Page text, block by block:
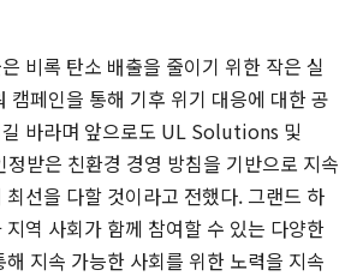
비록 탄소 배출을 줄이기 위한 작은 실
캠페인을 통해 기후 위기 대응에 대한 공
바라며 앞으로도 UL Solutions 및
받은 친환경 경영 방침을 기반으로 지속
선을 다할 것이라고 전했다. 그랜드 하
역 사회가 함께 참여할 수 있는 다양한
지속 가능한 사회를 위한 노력을 지속